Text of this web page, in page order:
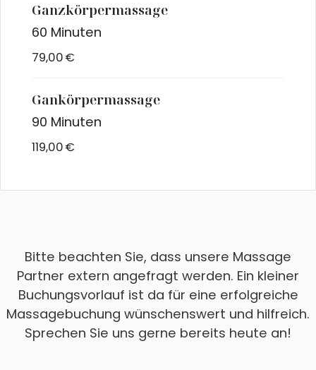
Ganzkörpermassage
60 Minuten
79,00 €
Gankörpermassage
90 Minuten
119,00 €
Bitte beachten Sie, dass unsere Massage
Partner extern angefragt werden. Ein kleiner
Buchungsvorlauf ist da für eine erfolgreiche
Massagebuchung wünschenswert und hilfreich.
Sprechen Sie uns gerne bereits heute an!